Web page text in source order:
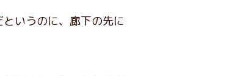
いうのに、廊下の先に